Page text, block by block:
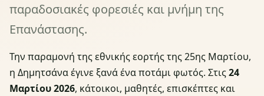
παραδοσιακές φορεσιές και μνήμη της
Επανάστασης.
Την παραμονή της εθνικής εορτής της 25ης Μαρτίου,
η Δημητσάνα έγινε ξανά ένα ποτάμι φωτός. Στις24
Μαρτίου 2026, κάτοικοι, μαθητές, επισκέπτες και